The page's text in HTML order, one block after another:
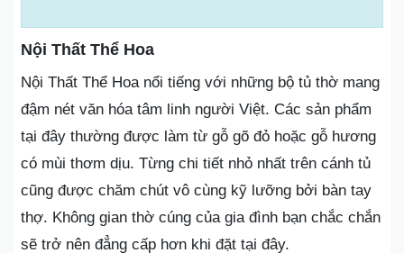
Nội Thất Thể Hoa
Nội Thất Thể Hoa nổi tiếng với những bộ tủ thờ mang
đậm nét văn hóa tâm linh người Việt. Các sản phẩm
tại đây thường được làm từ gỗ gõ đỏ hoặc gỗ hương
có mùi thơm dịu. Từng chi tiết nhỏ nhất trên cánh tủ
cũng được chăm chút vô cùng kỹ lưỡng bởi bàn tay
thợ. Không gian thờ cúng của gia đình bạn chắc chắn
sẽ trở nên đẳng cấp hơn khi đặt tại đây.